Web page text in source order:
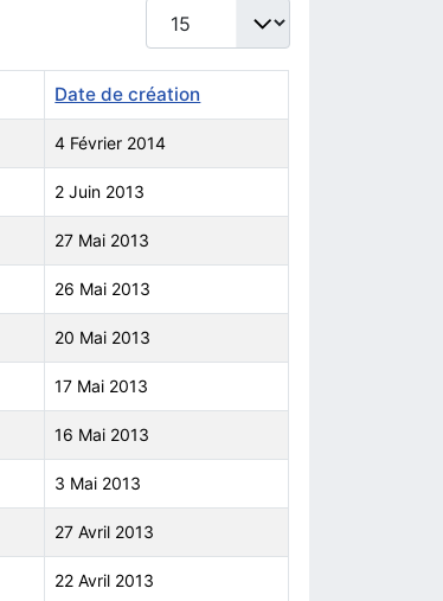
Date de création
4 Février 2014
2 Juin 2013
27 Mai 2013
26 Mai 2013
20 Mai 2013
17 Mai 2013
16 Mai 2013
3 Mai 2013
27 Avril 2013
22 Avril 2013